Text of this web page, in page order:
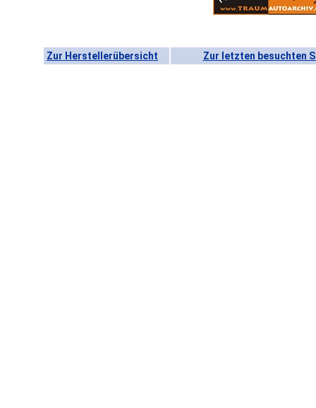
Zur Herstellerübersicht Zur letzten besuchten